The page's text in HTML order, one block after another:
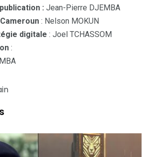
: Jean-Pierre DJEMBA
: Nelson MOKUN
digitale : Joel TCHASSOM
: